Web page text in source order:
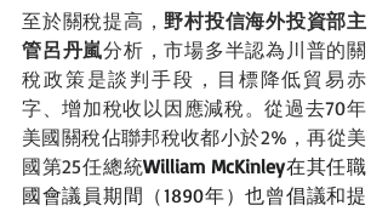
至於關稅提高，野村投信海外投資部主
管呂丹嵐分析，市場多半認為川普的關
稅政策是談判手段，目標降低貿易赤
字、增加稅收以因應減稅。從過去70年
美國關稅佔聯邦稅收都小於2%，再從美
國第25任總統William McKinley在其任職
國會議員期間（1890年）也曾倡議和提